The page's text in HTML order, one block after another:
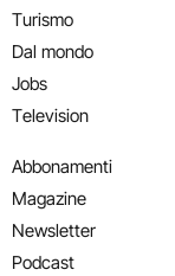
Turismo
Dal mondo
Jobs
Television
Abbonamenti
Magazine
Newsletter
Podcast